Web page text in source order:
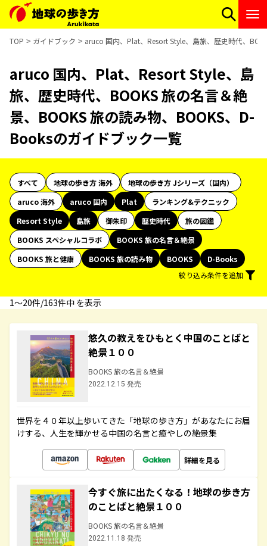
TOP ガイドブック aruco 国内、Plat、Resort Style、島旅、歴史時代、
aruco 国内、Plat、Resort Style、島
旅、歴史時代、BOOKS 旅の名言＆絶
景、BOOKS 旅の読み物、BOOKS、D-
Booksのガイドブック一覧
すべて 地球の歩き方 海外
地球の歩き方 Jシリーズ（国内）
aruco 海外
aruco 国内 Plat
ランキング&テクニック
Resort Style
島旅 御朱印 歴史時代
旅の図鑑
BOOKS スペシャルコラボ
BOOKS 旅の名言＆絶景
BOOKS 旅と健康
BOOKS 旅の読み物 BOOKS
D-Books
絞り込み条件を追加
1〜20件/163件中 を表示
悠久の教えをひもとく中国のことばと
絶景１００
BOOKS 旅の名言＆絶景
2022.12.15 発売
世界を４０年以上歩いてきた「地球の歩き方」があなたにお届
けする、人生を輝かせる中国の名言と癒やしの絶景集
詳細を見る
今すぐ旅に出たくなる！地球の歩き方
のことばと絶景１００
BOOKS 旅の名言＆絶景
2022.11.18 発売